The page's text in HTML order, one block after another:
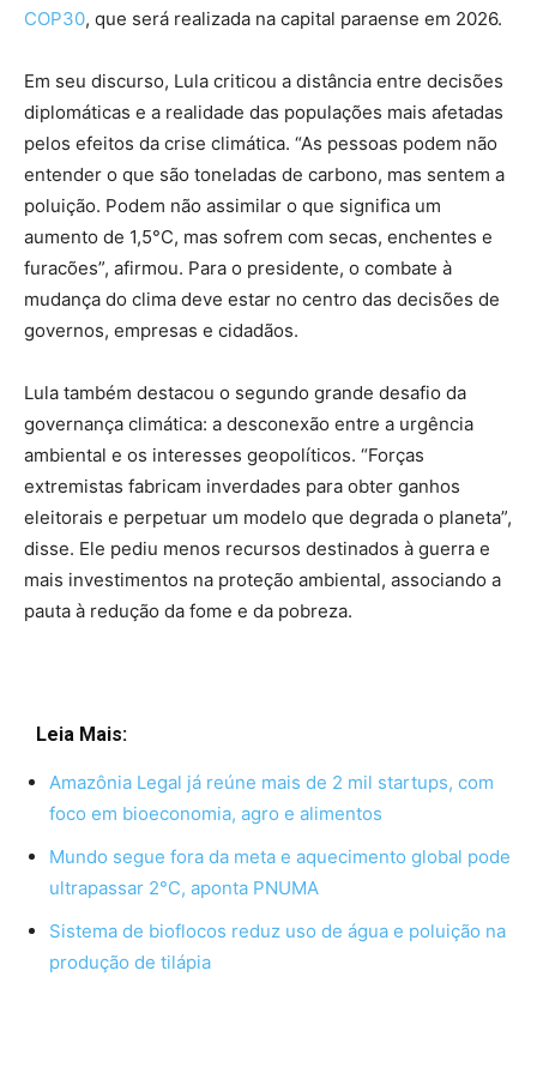
COP30, que será realizada na capital paraense em 2026.
Em seu discurso, Lula criticou a distância entre decisões
diplomáticas e a realidade das populações mais afetadas
pelos efeitos da crise climática. “As pessoas podem não
entender o que são toneladas de carbono, mas sentem a
poluição. Podem não assimilar o que significa um
aumento de 1,5°C, mas sofrem com secas, enchentes e
furacões”, afirmou. Para o presidente, o combate à
mudança do clima deve estar no centro das decisões de
governos, empresas e cidadãos.
Lula também destacou o segundo grande desafio da
governança climática: a desconexão entre a urgência
ambiental e os interesses geopolíticos. “Forças
extremistas fabricam inverdades para obter ganhos
eleitorais e perpetuar um modelo que degrada o planeta”,
disse. Ele pediu menos recursos destinados à guerra e
mais investimentos na proteção ambiental, associando a
pauta à redução da fome e da pobreza.
Leia Mais:
Amazônia Legal já reúne mais de 2 mil startups, com
foco em bioeconomia, agro e alimentos
Mundo segue fora da meta e aquecimento global pode
ultrapassar 2°C, aponta PNUMA
Sistema de bioflocos reduz uso de água e poluição na
produção de tilápia